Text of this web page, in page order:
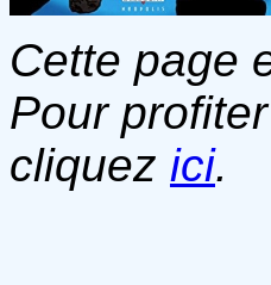
Cette page
Pour
cliquez ici.